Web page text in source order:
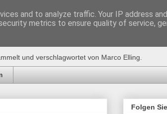
und verschlagwortet von Marco Elling.
Folgen
and to analyze traffic. Your IP address
metrics to ensure quality of service,